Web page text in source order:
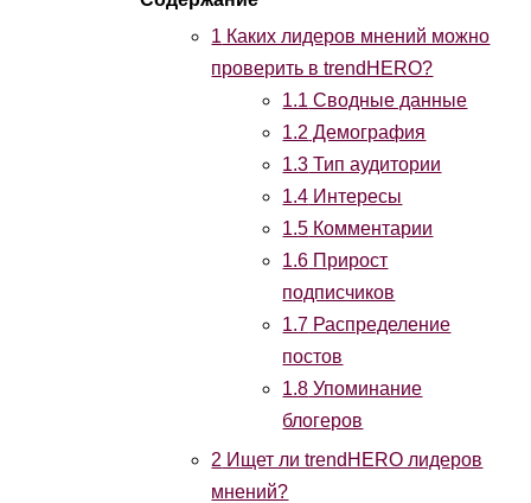
1 Каких лидеров мнений можно
проверить в trendHERO?
1.1 Сводные данные
1.2 Демография
1.3 Тип аудитории
1.4 Интересы
1.5 Комментарии
1.6 Прирост
подписчиков
1.7 Распределение
постов
1.8 Упоминание
блогеров
2 Ищет ли trendHERO лидеров
мнений?